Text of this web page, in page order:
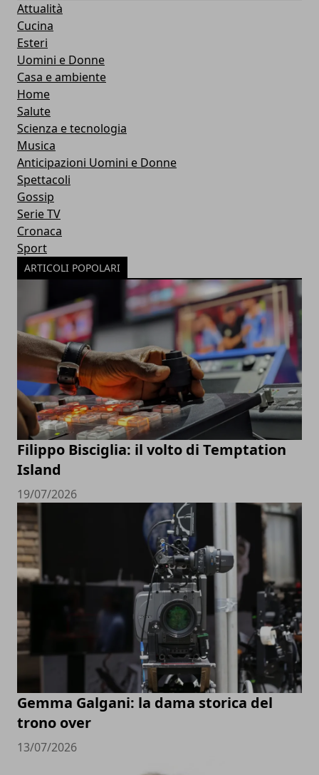
Attualità
Cucina
Esteri
Uomini e Donne
Casa e ambiente
Home
Salute
Scienza e tecnologia
Musica
Anticipazioni Uomini e Donne
Spettacoli
Gossip
Serie TV
Cronaca
Sport
ARTICOLI POPOLARI
Filippo Bisciglia: il volto di Temptation
Island
19/07/2026
Gemma Galgani: la dama storica del
trono over
13/07/2026